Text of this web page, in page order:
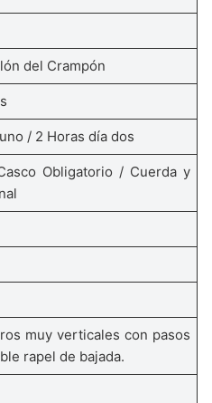
del Crampón
/ 2 Horas día dos
Obligatorio / Cuerda y
muy verticales con pasos
rapel de bajada.